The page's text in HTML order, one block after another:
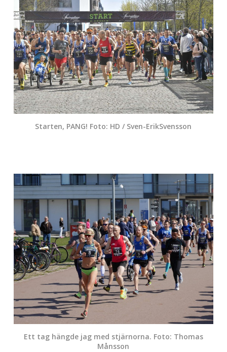
Starten, PANG! Foto: HD / Sven-ErikSvensson
Ett tag hängde jag med stjärnorna. Foto: Thomas
Månsson